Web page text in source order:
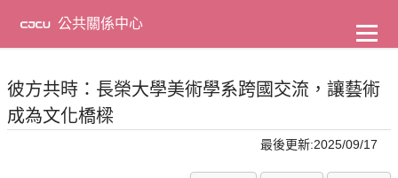
主
容
公共關係中心
彼方共時：長榮大學美術學系跨國交流，讓藝術
成為文化橋樑
最後更新:2025/09/17